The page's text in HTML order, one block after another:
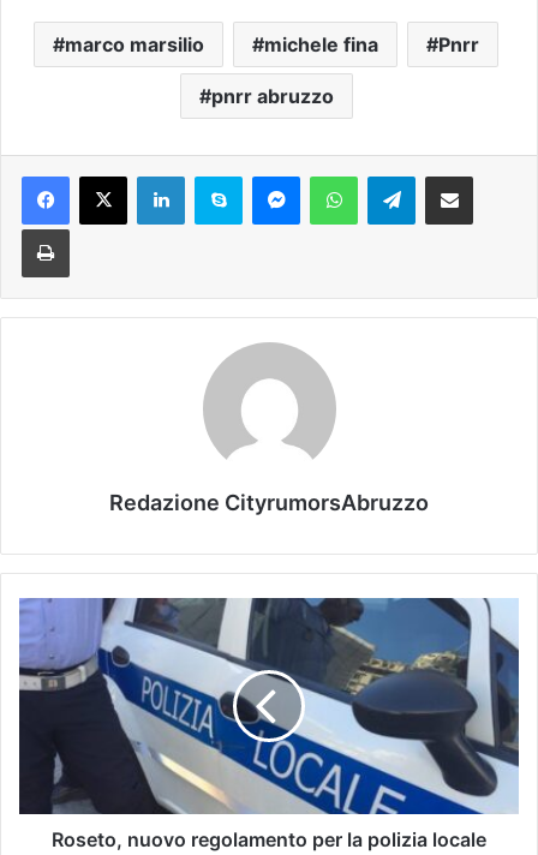
marco marsilio michele fina Pnrr
pnrr abruzzo
Telegram
Redazione CityrumorsAbruzzo
Roseto, nuovo regolamento per la polizia locale